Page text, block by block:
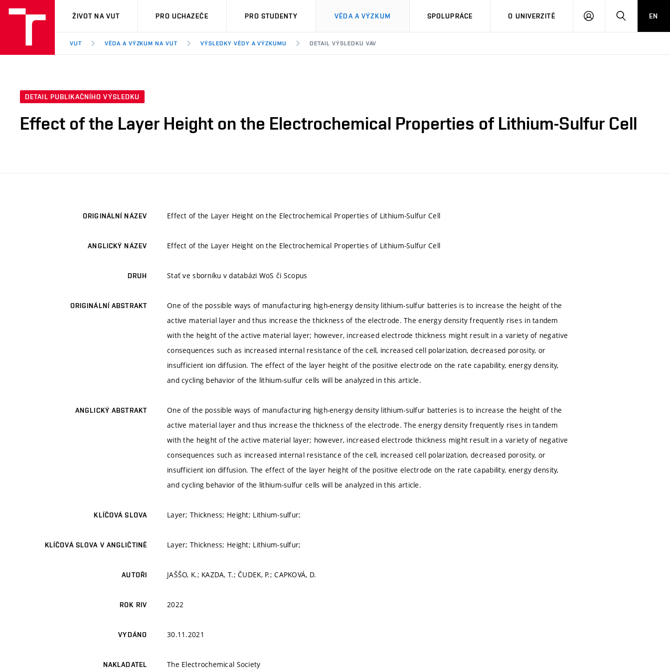
VUT
ŽIVOT NA VUT PRO UCHAZEČE PRO STUDENTY VĚDA A VÝZKUM SPOLUPRÁCE O UNIVERZITĚ
PŘIHLÁSIT HLEDATEN
VUT VĚDA A VÝZKUM NA VUT VÝSLEDKY VĚDY A VÝZKUMU DETAIL VÝSLEDKU VAV
DETAIL PUBLIKAČNÍHO VÝSLEDKU
Effect of the Layer Height on the Electrochemical Properties of Lithium-Sulfur Cell
ORIGINÁLNÍ NÁZEV Effect of the Layer Height on the Electrochemical Properties of Lithium-Sulfur Cell
ANGLICKÝ NÁZEV Effect of the Layer Height on the Electrochemical Properties of Lithium-Sulfur Cell
DRUH Stať ve sborníku v databázi WoS či Scopus
ORIGINÁLNÍ ABSTRAKT
One of the possible ways of manufacturing high-energy density lithium-sulfur batteries is to increase the height of the
active material layer and thus increase the thickness of the electrode. The energy density frequently rises in tandem
with the height of the active material layer; however, increased electrode thickness might result in a variety of negative
consequences such as increased internal resistance of the cell, increased cell polarization, decreased porosity, or
insufficient ion diffusion. The effect of the layer height of the positive electrode on the rate capability, energy density,
and cycling behavior of the lithium-sulfur cells will be analyzed in this article.
ANGLICKÝ ABSTRAKT
One of the possible ways of manufacturing high-energy density lithium-sulfur batteries is to increase the height of the
active material layer and thus increase the thickness of the electrode. The energy density frequently rises in tandem
with the height of the active material layer; however, increased electrode thickness might result in a variety of negative
consequences such as increased internal resistance of the cell, increased cell polarization, decreased porosity, or
insufficient ion diffusion. The effect of the layer height of the positive electrode on the rate capability, energy density,
and cycling behavior of the lithium-sulfur cells will be analyzed in this article.
KLÍČOVÁ SLOVA Layer; Thickness; Height; Lithium-sulfur;
KLÍČOVÁ SLOVA V ANGLIČTINĚ Layer; Thickness; Height; Lithium-sulfur;
AUTOŘI JAŠŠO, K.; KAZDA, T.; ČUDEK, P.; CAPKOVÁ, D.
ROK RIV 2022
VYDÁNO 30.11.2021
NAKLADATEL The Electrochemical Society